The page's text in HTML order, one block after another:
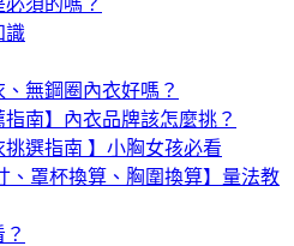
須的嗎？
識
無鋼圈內衣好嗎？
指南】內衣品牌該怎麼挑？
挑選指南 】小胸女孩必看
、罩杯換算、胸圍換算】量法教